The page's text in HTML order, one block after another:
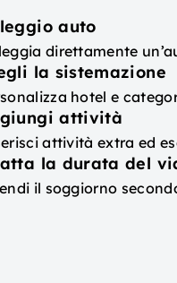
auto
direttamente
la sistemazione
hotel e
attività
attività extra ed
la durata del
il soggiorno